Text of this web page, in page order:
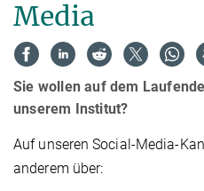
Media
Sie wollen auf dem
unserem Institut?
Auf unseren Social-Media-
anderem über: